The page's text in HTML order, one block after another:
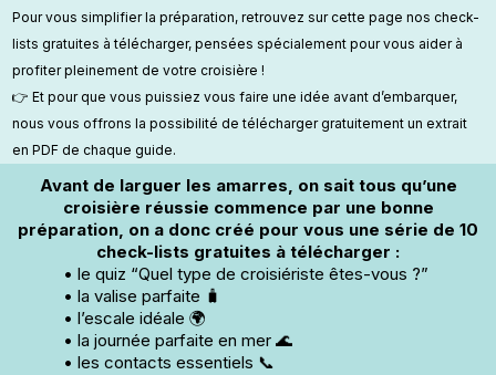
​Pour vous simplifier la préparation, retrouvez sur cette page nos check-
lists gratuites à télécharger, pensées spécialement pour vous aider à
profiter pleinement de votre croisière !
👉 Et pour que vous puissiez vous faire une idée avant d’embarquer,
nous vous offrons la possibilité de télécharger gratuitement un extrait
en PDF de chaque guide.
Avant de larguer les amarres, on sait tous qu’une
croisière réussie commence par une bonne
préparation, on a donc créé pour vous une série de 10
check-lists gratuites à télécharger :
• le quiz “Quel type de croisiériste êtes-vous ?”
• la valise parfaite 🧳
• l’escale idéale 🌍
• la journée parfaite en mer 🌊
• les contacts essentiels 📞